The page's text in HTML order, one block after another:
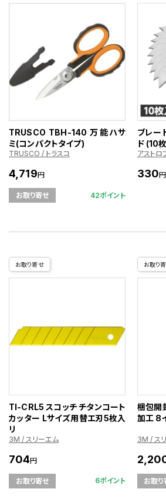
TRUSCO TBH-140 万能ハサ
ミ(コンパクトタイプ)
TRUSCO / トラスコ
4,719円
お取り寄せ 42ポイント
ブレー
ド (10
アストロ
330円
お取り寄せ
TI-CRL5 スコッチ チタンコート
カッター Lサイズ用替エ刃5枚入
リ
3M / スリーエム
704円
お取り寄せ 6ポイント
お取り
梱包開
加工 8
3M / ス
お取り